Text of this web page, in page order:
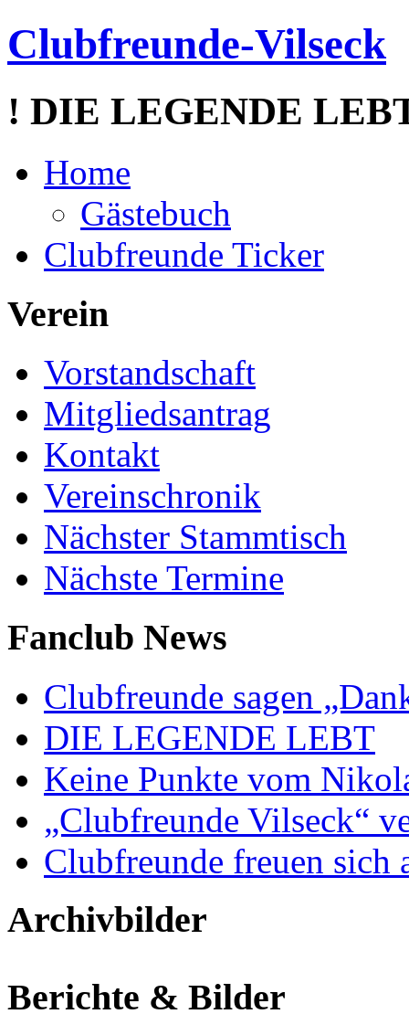
Clubfreunde-Vilseck
! DIE LEGENDE
Home
Gästebuch
Clubfreunde Ticker
Verein
Vorstandschaft
Mitgliedsantrag
Kontakt
Vereinschronik
Nächster Stammtisch
Nächste Termine
Fanclub News
Clubfreunde sagen
DIE LEGENDE LEBT
Keine Punkte vom
„Clubfreunde Vilseck“
Clubfreunde freuen sich
Archivbilder
Berichte & Bilder